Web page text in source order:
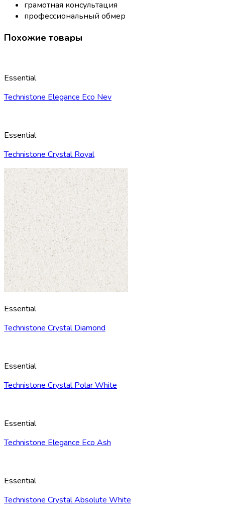
грамотная консультация
профессиональный обмер
Похожие товары
Essential
Technistone Elegance Eco Nev
Essential
Technistone Crystal Royal
Essential
Technistone Crystal Diamond
Essential
Technistone Crystal Polar White
Essential
Technistone Elegance Eco Ash
Essential
Technistone Crystal Absolute White